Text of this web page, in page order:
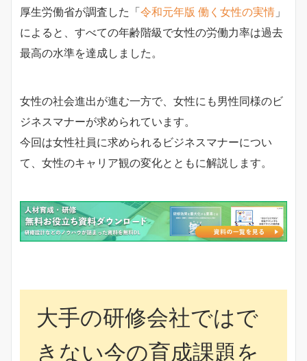
厚生労働省が調査した「令和元年版 働く女性の実情 」
によると、すべての年齢階級で女性の労働力率は過去
最高の水準を達成しました。
女性の社会進出が進む一方で、女性にも男性同様のビ
ジネスマナーが求められています。
今回は女性社員に求められるビジネスマナーについ
て、女性のキャリア観の変化とともに解説します。
大手の研修会社ではで
きない今の育成課題を